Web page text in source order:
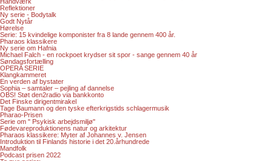
Reflektioner
Ny serie - Bodytalk
Godt Nytår
Hørelse
Serie: 15 kvindelige komponister fra 8 lande gennem 400 år.
Pharaos klassikere
Ny serie om Hafnia
Michael Falch - en rockpoet krydser sit spor - sange gennem 40 år
Søndagsfortælling
OPERA SERIE
Klangkammeret
En verden af bystater
Sophia – samtaler – pejling af dannelse
OBS! Støt den2radio via bankkonto
Det Finske dirigentmirakel
Tage Baumann og den tyske efterkrigstids schlagermusik
Pharao-Prisen
Serie om " Psykisk arbejdsmiljø"
Fødevareproduktionens natur og arkitektur
Pharaos klassikere: Myter af Johannes v. Jensen
Introduktion til Finlands historie i det 20.århundrede
Mandfolk
Podcast prisen 2022